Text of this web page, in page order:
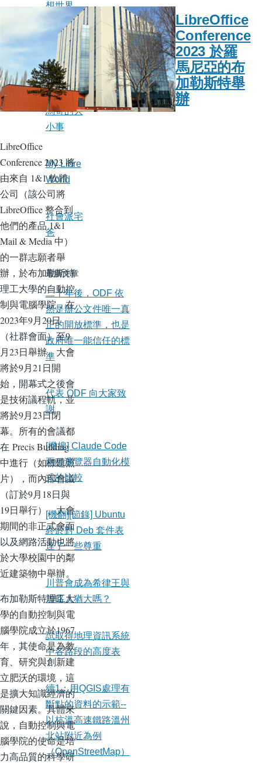
LibreOffice
Conference
2023 於羅
馬尼亞的布
加勒斯特舉
辦
LibreOffice
Conference 2023 將
由來自 1&1 軟體
公司（該公司將
LibreOffice 整合到
他們的產品 1&1
Mail & Media 中）
的一群志願者舉
辦，於布加勒斯特
理工大學的自動控
制與電腦學院，在
2023年9月20日
（社群會面）至9
月23日舉辦。大會
將於9月21日開
始，開幕式之後會
是技術議程軌，並
將於9月23日閉
幕。所有的會議都
在 Precis Building
中進行（如標題照
片），而內部會議
（訂於9月18日與
19日舉行）、大會
期間的非正式會面
以及網路活動也將
於大學校園中的鄰
近建築物中舉辦。
布加勒斯特理工大
學的自動控制與電
腦學院成立於1967
年，其使命是為教
育、研究與創新建
立肥沃的環境，這
是擴大知識經濟的
關鍵因素。具體來
說，自動控制與電
腦學院的使命是培
力高品質的科學研
想世界
軟體自由
運動部落
格
馬哥的大
小事
My Libre
World
社會派宅
爸
最新文章
二十年後，ODF 依
然是辦公文件唯一真
正的開放標準，也是
政府唯一能信任的標
準
代表 ODF 向大家致
謝
[機搜] Claude Code
兩種瀏覽器自動化模
式的比較
[機翻][節錄] Ubuntu
終於對 Deb 套件表
達了一些尊重
川普會成為希律王與
加略人猶大嗎？
試取得地理資訊系統
中各路段的高度表
續1：用QGIS處理有
斷點的資料的示範--
以杭溫高速鐵路溫州
北站附近為例
（OpenStreetMap）